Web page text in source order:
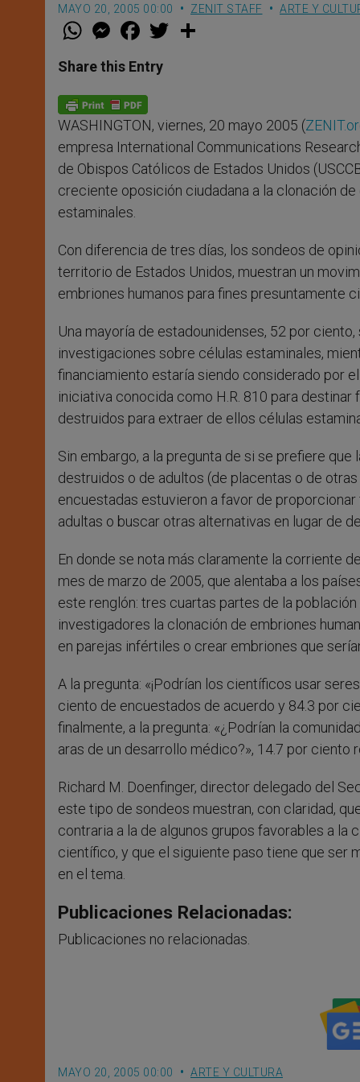
MAYO 20, 2005 00:00 ZENIT STAFF ARTE Y
W
t
s
p
p
M
e
s
e
g
e
r
F
a
e
b
o
k
w
Share this Entry
WASHINGTON, viernes, 20 mayo 2005 (
empresa International Communications
de Obispos Católicos de Estados Unidos
creciente oposición ciudadana a la clonación
estaminales.
Con diferencia de tres días, los sondeos de
territorio de Estados Unidos, muestran un
embriones humanos para fines presuntamente
Una mayoría de estadounidenses, 52 por
investigaciones sobre células estaminales,
financiamiento estaría siendo considerado por
iniciativa conocida como H.R. 810 para
destruidos para extraer de ellos células
Sin embargo, a la pregunta de si se prefiere
destruidos o de adultos (de placentas o de
encuestadas estuvieron a favor de
adultas o buscar otras alternativas en lugar de
En donde se nota más claramente la corriente
mes de marzo de 2005, que alentaba a los
este renglón: tres cuartas partes de la
investigadores la clonación de embriones
en parejas infértiles o crear embriones que
A la pregunta: «¡Podrían los científicos usar
ciento de encuestados de acuerdo y 84.3 por
finalmente, a la pregunta: «¿Podrían la
aras de un desarrollo médico?», 14.7 por
Richard M. Doenfinger, director delegado del
este tipo de sondeos muestran, con claridad,
contraria a la de algunos grupos favorables a la
científico, y que el siguiente paso tiene que ser
en el tema.
Publicaciones Relacionadas:
Publicaciones no relacionadas.
MAYO 20, 2005 00:00 ARTE Y CULTURA